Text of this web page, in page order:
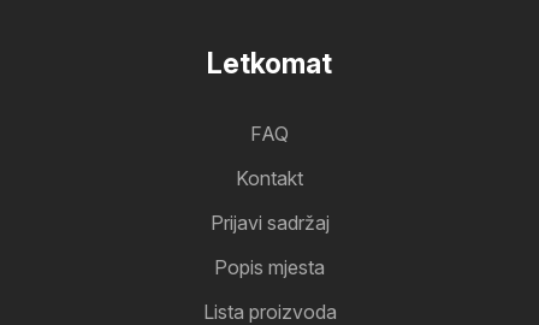
Letkomat
FAQ
Kontakt
Prijavi sadržaj
Popis mjesta
Lista proizvoda